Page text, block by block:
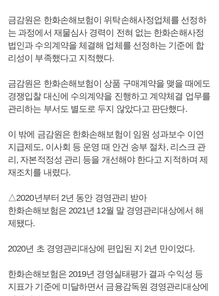
금감원은 한화손해보험이 위탁손해사정업체를 선정하
는 과정에서 재물심사 경력이 전혀 없는 한화손해사정
법인과 수의계약을 체결해 업체를 선정하는 기준에 합
리성이 부족했다고 지적했다.
금감원은 한화손해보험이 상품 구매계약을 맺을 때에도
경쟁입찰 대신에 수의계약을 진행하고 계약체결 업무를
관리하는 부서도 별도로 두지 않았다고 판단했다.
이 밖에 금감원은 한화손해보험이 임원 성과보수 이연
지급제도, 이사회 등 운영 때 안건 송부 절차, 리스크 관
리, 자본적정성 관리 등을 개선해야 한다고 지적하며 제
재조치를 내렸다.
△2020년부터 2년 동안 경영관리 받아
한화손해보험은 2021년 12월 말 경영관리대상에서 해
제됐다.
2020년 초 경영관리대상에 편입된 지 2년 만이었다.
한화손해보험은 2019년 경영실태평가 결과 수익성 등
지표가 기준에 미달하면서 금융감독원 경영관리대상에